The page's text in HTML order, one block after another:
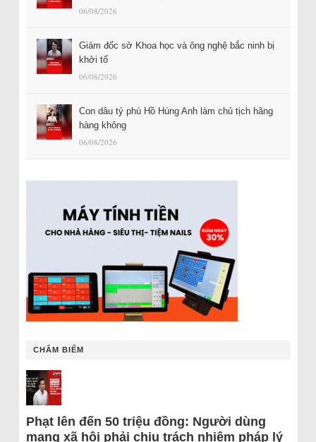
06/08/2026
Giám đốc sở Khoa học và ông nghệ bắc ninh bị
khởi tố
06/08/2026
Con dâu tỷ phú Hồ Hùng Anh làm chủ tịch hãng
hàng không
06/08/2026
CHÂM BIẾM
Phạt lên đến 50 triệu đồng: Người dùng
mạng xã hội phải chịu trách nhiệm pháp lý